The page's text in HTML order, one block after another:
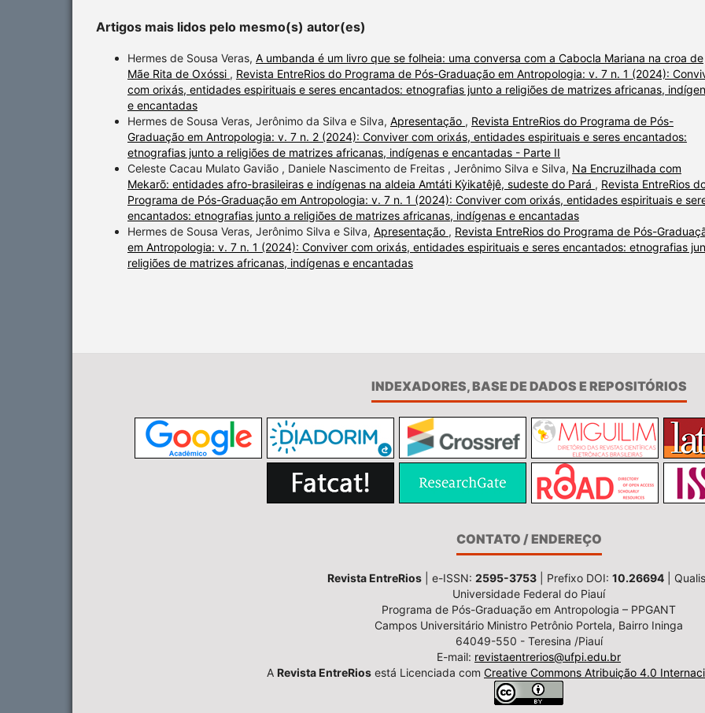
Artigos mais lidos pelo mesmo(s) autor(es)
Hermes de Sousa Veras, A umbanda é um livro que se folheia: uma conversa com a Cabocla Mariana na croa de
Mãe Rita de Oxóssi , Revista EntreRios do Programa de Pós-Graduação em Antropologia: v. 7 n. 1 (2024):
com orixás, entidades espirituais e seres encantados: etnografias junto a religiões de matrizes africanas,
e encantadas
Hermes de Sousa Veras, Jerônimo da Silva e Silva, Apresentação , Revista EntreRios do Programa de Pós-
Graduação em Antropologia: v. 7 n. 2 (2024): Conviver com orixás, entidades espirituais e seres encantados:
etnografias junto a religiões de matrizes africanas, indígenas e encantadas - Parte II
Celeste Cacau Mulato Gavião , Daniele Nascimento de Freitas , Jerônimo Silva e Silva, Na Encruzilhada com
Mekarõ: entidades afro-brasileiras e indígenas na aldeia Amtáti Kỳikatêjê, sudeste do Pará , Revista EntreRios
Programa de Pós-Graduação em Antropologia: v. 7 n. 1 (2024): Conviver com orixás, entidades espirituais e
encantados: etnografias junto a religiões de matrizes africanas, indígenas e encantadas
Hermes de Sousa Veras, Jerônimo Silva e Silva, Apresentação , Revista EntreRios do Programa de Pós-
em Antropologia: v. 7 n. 1 (2024): Conviver com orixás, entidades espirituais e seres encantados: etnografias
religiões de matrizes africanas, indígenas e encantadas
INDEXADORES, BASE DE DADOS E REPOSITÓRIOS
CONTATO / ENDEREÇO
Revista EntreRios | e-ISSN: 2595-3753 | Prefixo DOI: 10.26694 |
Universidade Federal do Piauí
Programa de Pós-Graduação em Antropologia – PPGANT
Campos Universitário Ministro Petrônio Portela, Bairro Ininga
64049-550 - Teresina /Piauí
E-mail: revistaentrerios@ufpi.edu.br
A Revista EntreRios está Licenciada com Creative Commons Atribuição 4.0